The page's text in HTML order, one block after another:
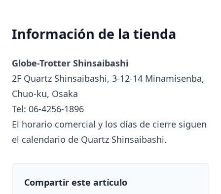
Información de la tienda
Globe-Trotter Shinsaibashi
2F Quartz Shinsaibashi, 3-12-14 Minamisenba,
Chuo-ku, Osaka
Tel: 06-4256-1896
El horario comercial y los días de cierre siguen
el calendario de Quartz Shinsaibashi.
Compartir este artículo